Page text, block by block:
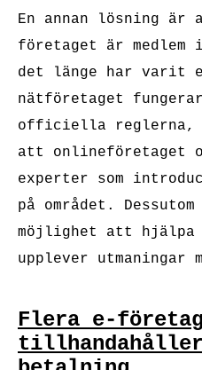
En annan lösning är
företaget är medlem
det länge har varit
nätföretaget
officiella reglerna,
att onlineföretaget
experter som
på området.
möjlighet att
upplever utmaningar
Flera e-företag